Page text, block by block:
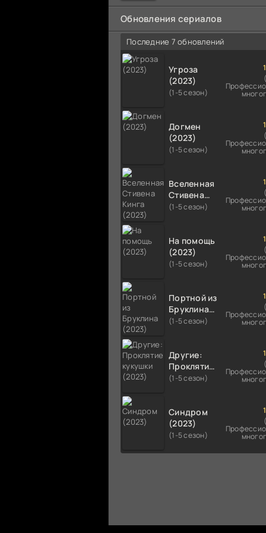
намного
Обновления сериалов
Последние 7 обновлений
Угроза
(2023)
(1-5 сезон)
Догмен
(2023)
(1-5 сезон)
Вселенная
Стивена
Кинга
(1-5 сезон)
На помощь
(2023)
(1-5 сезон)
Портной из
Бруклина
(2023)
(1-5 сезон)
Другие:
Проклятие
кукушки
(1-5 сезон)
Синдром
(2023)
(1-5 сезон)